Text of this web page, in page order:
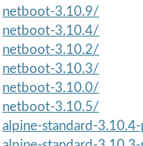
netboot-3.10.9/
netboot-3.10.4/
netboot-3.10.2/
netboot-3.10.3/
netboot-3.10.0/
netboot-3.10.5/
alpine-standard-